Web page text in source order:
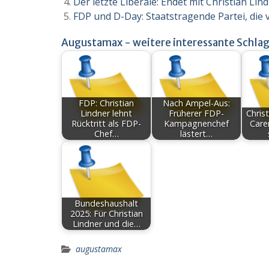
FDP und D-Day: Staatstragende Partei,
Augustamax - weitere interessante
FDP: Christian
Lindner lehnt
Rücktritt als FDP-
Chef…
Nach Ampel-Aus:
Früherer FDP-
Kampagnenchef
lästert…
Bundeshaushalt
2025: Für Christian
Lindner und die…
augustamax